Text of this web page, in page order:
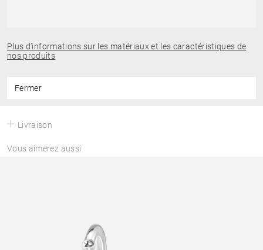
Plus d’informations sur les matériaux et les caractéristiques de
nos produits
Fermer
Livraison
Vous aimerez aussi